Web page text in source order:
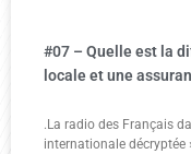
#07 – Quelle est la
locale et une
.La radio des Français
internationale décryptée